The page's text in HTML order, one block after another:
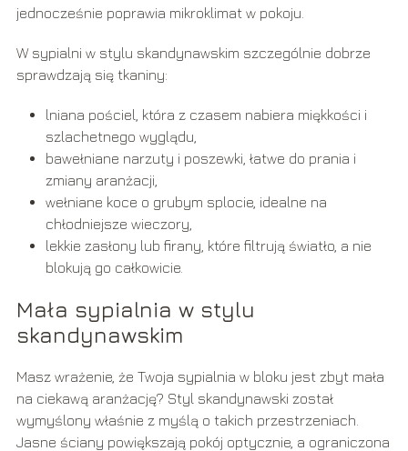
jednocześnie poprawia mikroklimat w pokoju.
W sypialni w stylu skandynawskim szczególnie dobrze
sprawdzają się tkaniny:
lniana pościel, która z czasem nabiera miękkości i
szlachetnego wyglądu,
bawełniane narzuty i poszewki, łatwe do prania i
zmiany aranżacji,
wełniane koce o grubym splocie, idealne na
chłodniejsze wieczory,
lekkie zasłony lub firany, które filtrują światło, a nie
blokują go całkowicie.
Mała sypialnia w stylu
skandynawskim
Masz wrażenie, że Twoja sypialnia w bloku jest zbyt mała
na ciekawą aranżację? Styl skandynawski został
wymyślony właśnie z myślą o takich przestrzeniach.
Jasne ściany powiększają pokój optycznie, a ograniczona